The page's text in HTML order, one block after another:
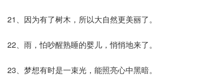
21、因为有了树木，所以大自然更美丽了。
22、雨，怕吵醒熟睡的婴儿，悄悄地来了。
23、梦想有时是一束光，能照亮心中黑暗。